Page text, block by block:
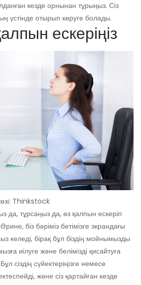
кезде орнынан тұрыңыз. Сіз
үстінде отырып көруге болады.
ескеріңіз
Thinkstock
да, тұрсаңыз да, өз қалпын ескеріп
біз бәріміз бетімізге экрандағы
келеді, бірақ бұл біздің мойнымызды
иілуге ​​және белімізді қисайтуға
сіздің сүйектеріңізге немесе
және сіз қартайған кезде